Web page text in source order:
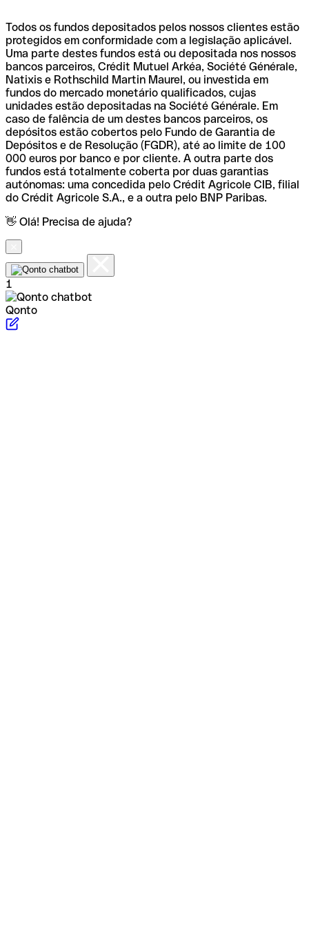
Todos os fundos depositados pelos nossos clientes estão
protegidos em conformidade com a legislação aplicável.
Uma parte destes fundos está ou depositada nos nossos
bancos parceiros, Crédit Mutuel Arkéa, Société Générale,
Natixis e Rothschild Martin Maurel, ou investida em
fundos do mercado monetário qualificados, cujas
unidades estão depositadas na Société Générale. Em
caso de falência de um destes bancos parceiros, os
depósitos estão cobertos pelo Fundo de Garantia de
Depósitos e de Resolução (FGDR), até ao limite de 100
000 euros por banco e por cliente. A outra parte dos
fundos está totalmente coberta por duas garantias
autónomas: uma concedida pelo Crédit Agricole CIB, filial
do Crédit Agricole S.A., e a outra pelo BNP Paribas.
👋 Olá! Precisa de ajuda?
1
Qonto